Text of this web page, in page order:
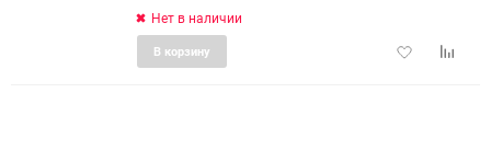
Нет в наличии
Добавить
В корзину